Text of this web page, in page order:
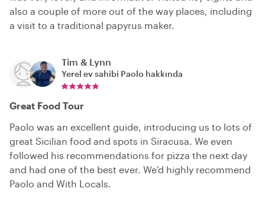
also a couple of more out of the way places, including
a visit to a traditional papyrus maker.
Tim & Lynn
Yerel ev sahibi Paolo hakkında
Great Food Tour
Paolo was an excellent guide, introducing us to lots of
great Sicilian food and spots in Siracusa. We even
followed his recommendations for pizza the next day
and had one of the best ever. We’d highly recommend
Paolo and With Locals.